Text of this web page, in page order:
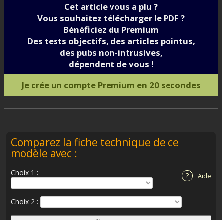
Cet article vous a plu ?
Vous souhaitez télécharger le PDF ?
Bénéficiez du Premium
Des tests objectifs, des articles pointus,
des pubs non-intrusives,
dépendent de vous !
Je crée un compte Premium en 20 secondes
Comparez la fiche technique de ce
modèle avec :
? Aide
Choix 1 :
Choix 2 :